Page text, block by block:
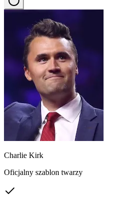
Charlie Kirk
Oficjalny szablon twarzy